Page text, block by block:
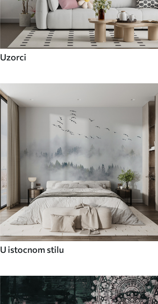
Uzorci
U istocnom stilu